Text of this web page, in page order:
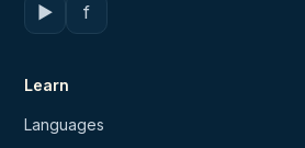
▶ f
Learn
Languages